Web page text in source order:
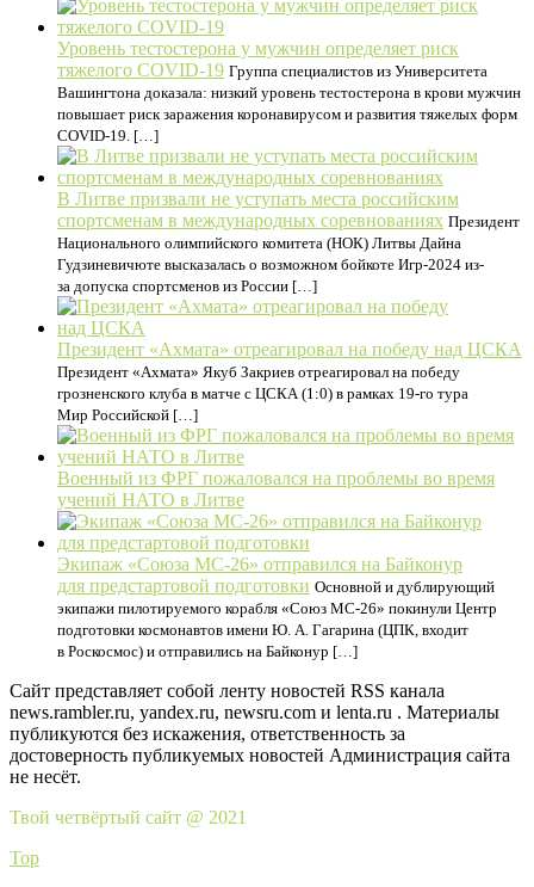
Уровень тестостерона у мужчин определяет риск
тяжелого COVID-19 Группа специалистов из Университета
Вашингтона доказала: низкий уровень тестостерона в крови мужчин
повышает риск заражения коронавирусом и развития тяжелых форм
COVID-19. […]
В Литве призвали не уступать места российским
спортсменам в международных соревнованиях Президент
Национального олимпийского комитета (НОК) Литвы Дайна
Гудзиневичюте высказалась о возможном бойкоте Игр-2024 из-
за допуска спортсменов из России […]
Президент «Ахмата» отреагировал на победу над ЦСКА
Президент «Ахмата» Якуб Закриев отреагировал на победу
грозненского клуба в матче с ЦСКА (1:0) в рамках 19-го тура
Мир Российской […]
Военный из ФРГ пожаловался на проблемы во время
учений НАТО в Литве
Экипаж «Союза МС-26» отправился на Байконур
для предстартовой подготовки Основной и дублирующий
экипажи пилотируемого корабля «Союз МС-26» покинули Центр
подготовки космонавтов имени Ю. А. Гагарина (ЦПК, входит
в Роскосмос) и отправились на Байконур […]
Сайт представляет собой ленту новостей RSS канала
news.rambler.ru, yandex.ru, newsru.com и lenta.ru . Материалы
публикуются без искажения, ответственность за
достоверность публикуемых новостей Администрация сайта
не несёт.
Твой четвёртый сайт @ 2021
Top